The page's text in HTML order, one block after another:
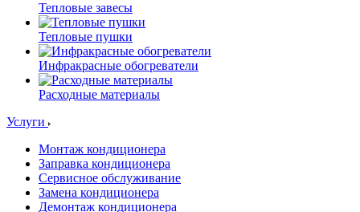
Тепловые завесы
Тепловые пушки
Инфракрасные обогреватели
Расходные материалы
Услуги
Монтаж кондиционера
Заправка кондиционера
Сервисное обслуживание
Замена кондиционера
Демонтаж кондиционера